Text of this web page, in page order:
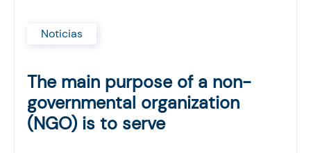
Noticias
The main purpose of a non-
governmental organization
(NGO) is to serve